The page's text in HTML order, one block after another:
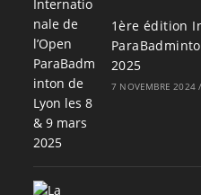
1ère édition
2025
7 NOVEMBRE 2024 /